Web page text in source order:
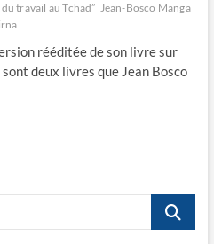
travail au Tchad” Jean-Bosco Manga
rééditée de son livre sur
deux livres que Jean Bosco
Recherche